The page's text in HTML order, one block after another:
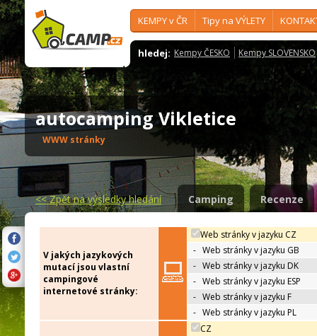
KEMPY v ČR Tipy na VÝLETY
hledej: Kempy ČESKO Kempy SLOVENSKO
autocamping Vikletice
WWW stránky
<<Zpět na výsledky hledání Camping Recenze
V jakých jazykových
mutací jsou vlastní
campingové
internetové stránky:
Web stránky v jazyku CZ
- Web stránky v jazyku GB
- Web stránky v jazyku DK
- Web stránky v jazyku ESP
- Web stránky v jazyku F
- Web stránky v jazyku PL
CZ